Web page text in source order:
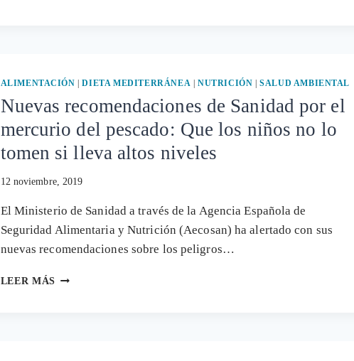
QUE
MÁS
DEL
TÓXICO
MERCURIO
ALIMENTACIÓN |DIETA MEDITERRÁNEA | NUTRICIÓN |SALUD AMBIENTAL
Nuevas recomendaciones de Sanidad por el
mercurio del pescado: Que los niños no lo
tomen si lleva altos niveles
12 noviembre, 2019
El Ministerio de Sanidad a través de la Agencia Española de
Seguridad Alimentaria y Nutrición (Aecosan) ha alertado con sus
nuevas recomendaciones sobre los peligros…
LEER MÁS NUEVAS